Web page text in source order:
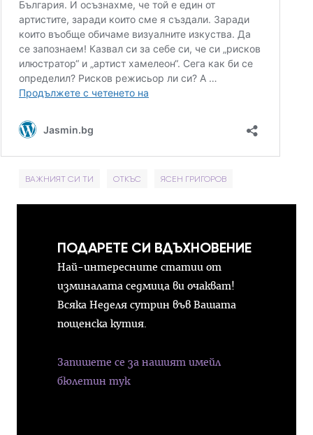
ВАЖНИЯТ СИ ТИ ОТКЪС ЯСЕН ГРИГОРОВ
ПОДАРЕТЕ СИ ВДЪХНОВЕНИЕ
Най-интересните статии от
изминалата седмица ви очакват!
Всяка Неделя сутрин във Вашата
пощенска кутия.
Запишете се за нашият имейл
бюлетин тук